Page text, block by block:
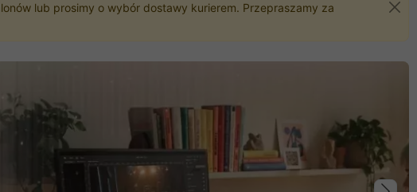
lub prosimy o wybór dostawy kurierem. Przepraszamy za